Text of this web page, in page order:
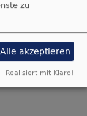
i
zu
Alle akzeptieren
Realisiert mit Klaro!